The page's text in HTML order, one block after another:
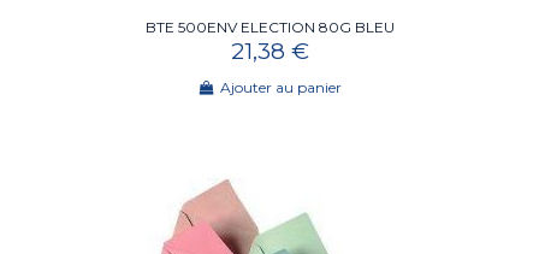
BTE 500ENV ELECTION 80G BLEU
21,38 €
Ajouter au panier